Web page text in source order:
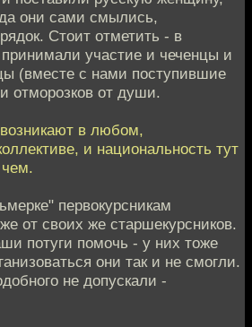
они сами смылись,
Стоит отметить - в
участие и чеченцы и
(вместе с нами поступившие
отморозков от души.
в любом,
и национальность тут
первокурсникам
от своих же старшекурсников.
потуги помочь - у них тоже
они так и не смогли.
не допускали -